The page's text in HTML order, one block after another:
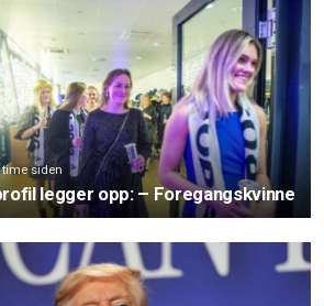
time siden
legger opp: – Foregangskvinne